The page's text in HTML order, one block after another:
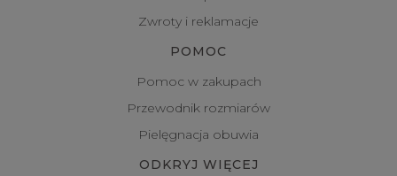
Zwroty i reklamacje
POMOC
Pomoc w zakupach
Przewodnik rozmiarów
Pielęgnacja obuwia
ODKRYJ WIĘCEJ